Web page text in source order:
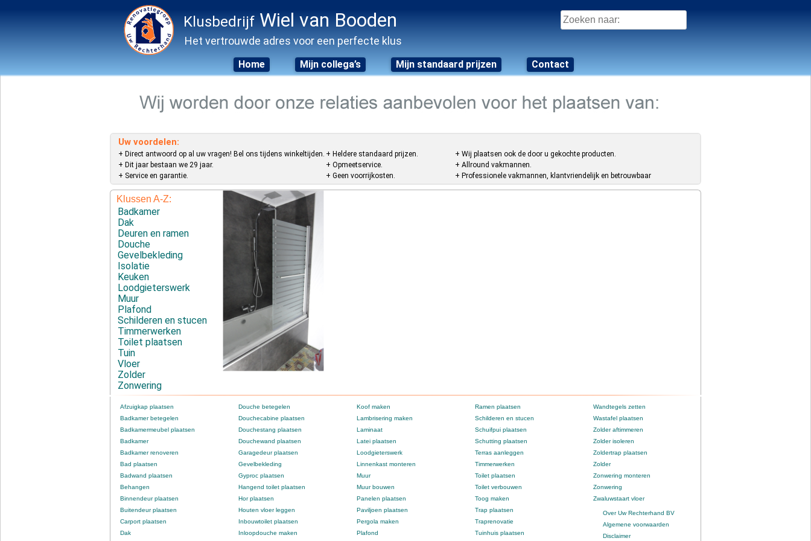
Klusbedrijf Wiel van Booden
Het vertrouwde adres voor een perfecte klus
Zoeken
naar:
Home Mijn collega’s Mijn standaard prijzen Contact
Uw voordelen:
+ Direct antwoord op al uw vragen! Bel ons tijdens winkeltijden.
+ Dit jaar bestaan we 29 jaar.
+ Service en garantie.
+ Heldere standaard prijzen.
+ Opmeetservice.
+ Geen voorrijkosten.
+ Wij plaatsen ook de door u gekochte producten.
+ Allround vakmannen.
+ Professionele vakmannen, klantvriendelijk en betrouwbaar
Klussen A-Z:
Badkamer
Dak
Deuren en ramen
Douche
Gevelbekleding
Isolatie
Keuken
Loodgieterswerk
Muur
Plafond
Schilderen en stucen
Timmerwerken
Toilet plaatsen
Tuin
Vloer
Zolder
Zonwering
Afzuigkap plaatsen
Badkamer betegelen
Badkamermeubel plaatsen
Badkamer
Badkamer renoveren
Bad plaatsen
Badwand plaatsen
Behangen
Binnendeur plaatsen
Buitendeur plaatsen
Carport plaatsen
Dak
Douche betegelen
Douchecabine plaatsen
Douchestang plaatsen
Douchewand plaatsen
Garagedeur plaatsen
Gevelbekleding
Gyproc plaatsen
Hangend toilet plaatsen
Hor plaatsen
Houten vloer leggen
Inbouwtoilet plaatsen
Inloopdouche maken
Koof maken
Lambrisering maken
Laminaat
Latei plaatsen
Loodgieterswerk
Linnenkast monteren
Muur
Muur bouwen
Panelen plaatsen
Paviljoen plaatsen
Pergola maken
Plafond
Ramen plaatsen
Schilderen en stucen
Schuifpui plaatsen
Schutting plaatsen
Terras aanleggen
Timmerwerken
Toilet plaatsen
Toilet verbouwen
Toog maken
Trap plaatsen
Traprenovatie
Tuinhuis plaatsen
Wandtegels zetten
Wastafel plaatsen
Zolder aftimmeren
Zolder isoleren
Zoldertrap plaatsen
Zolder
Zonwering monteren
Zonwering
Zwaluwstaart vloer
Over Uw Rechterhand BV
Algemene voorwaarden
Disclaimer